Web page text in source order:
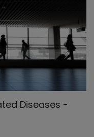
Diseases -